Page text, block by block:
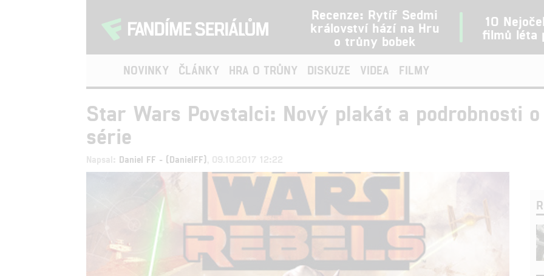
Recenze: Rytíř Sedmi
království hází na Hru
o trůny bobek
10
filmů léta
NOVINKY ČLÁNKY HRA O TRŮNY DISKUZE VIDEA FILMY
Star Wars Povstalci: Nový plakát a podrobnosti
série
Napsal: Daniel FF - (DanielFF) , 09.10.2017 12:22